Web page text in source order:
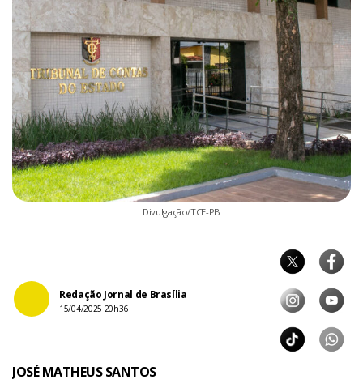
Divulgação/TCE-PB
Redação Jornal de Brasília
15/04/2025 20h36
JOSÉ MATHEUS SANTOS